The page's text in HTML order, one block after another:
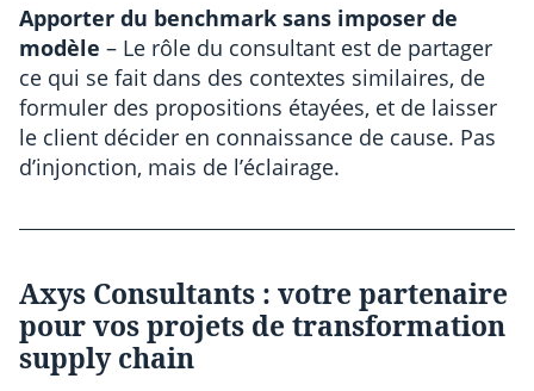
Apporter du benchmark sans imposer de
modèle – Le rôle du consultant est de partager
ce qui se fait dans des contextes similaires, de
formuler des propositions étayées, et de laisser
le client décider en connaissance de cause. Pas
d’injonction, mais de l’éclairage.
Axys Consultants : votre partenaire
pour vos projets de transformation
supply chain